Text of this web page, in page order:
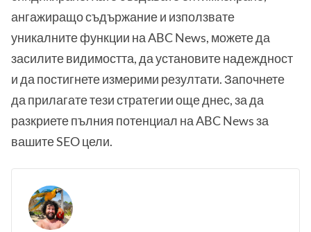
ангажиращо съдържание и използвате
уникалните функции на ABC News, можете да
засилите видимостта, да установите надеждност
и да постигнете измерими резултати. Започнете
да прилагате тези стратегии още днес, за да
разкриете пълния потенциал на ABC News за
вашите SEO цели.